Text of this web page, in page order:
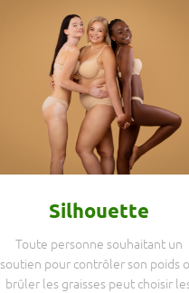
Silhouette
Toute personne souhaitant un
soutien pour contrôler son poids
brûler les graisses peut choisir